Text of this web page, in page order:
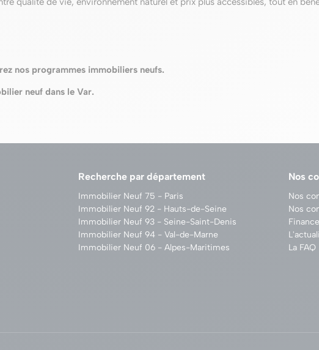
nos programmes immobiliers neufs.
neuf dans le Var.
Recherche par département
Immobilier Neuf 75 - Paris
Immobilier Neuf 92 - Hauts-de-Seine
Immobilier Neuf 93 - Seine-Saint-Denis
Immobilier Neuf 94 - Val-de-Marne
Immobilier Neuf 06 - Alpes-Maritimes
Nos
Nos
Nos
La FAQ